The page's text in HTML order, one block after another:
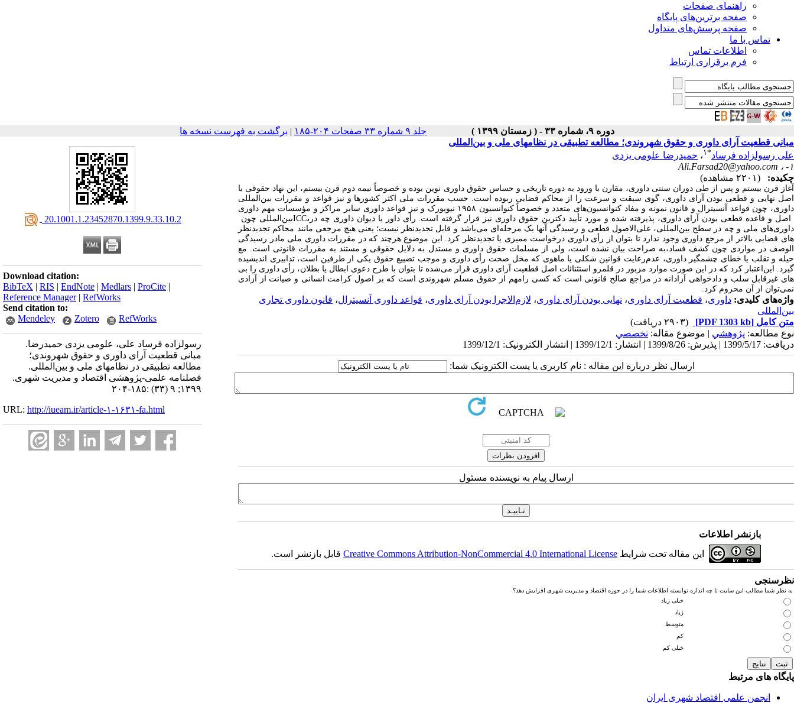
راهنمای صفحات
صفحه برترین‌های پایگاه
صفحه پرسش‌های متداول
تماس با ما
اطلاعات تماس
فرم برقراری ارتباط
دوره ۹، شماره ۳۳ - ( زمستان ۱۳۹۹ ) جلد ۹ شماره ۳۳ صفحات ۲۰۴-۱۸۵ | برگشت به فهرست نسخه ها
‎ 20.1001.1.23452870.1399.9.33.10.2
Download citation:
BibTeX | RIS | EndNote | Medlars | ProCite |
Reference Manager| RefWorks
Send citation to:
Mendeley
Zotero RefWorks
رسول‎زاده فرساد علی، علومی یزدی حمیدرضا.
مبانی قطعیت آرای داوری و حقوق شهروندی؛
مطالعه تطبیقی در نظام‎های ملی و بین‌المللی.
فصلنامه علمی-پژوهشی اقتصاد و مدیریت شهری.
۱۳۹۹; ۹ (۳۳) :۱۸۵-۲۰۴
URL: http://iueam.ir/article-۱-۱۶۳۱-fa.html
مبانی قطعیت آرای داوری و حقوق شهروندی؛ مطالعه تطبیقی در نظام‎های ملی و بین‌المللی
علی رسول‎زاده فرساد
*۱ ، حمیدرضا علومی یزدی
۱- ،
Ali.Farsad20@yahoo.com
چکیده:
(۲۲۰۱ مشاهده)
آغاز قرن بیستم و پس از طی دوران سنتی داوری، مقارن با ورود به دوره تاریخی و حساس حقوق داوری نوین بوده و خصوصاً نیمه دوم قرن بیستم، این نهاد حقوقی با
اصل نهایی و قطعی بودن آرای داوری، گوی سبقت و سرعت را از محاکم قضایی ربوده است. حسب مقررات ملی اکثر کشورها و نیز قواعد و مقررات بین‌المللی
داوری، چون قواعد آنسیترال و قانون نمونه و مفاد کنوانسیون
های متعدد و خصوصاً کنوانسیون ۱۹۵۸ نیویورک و نیز قواعد داوری سایر مراکز و مؤسسات مهم داوری
بین‌المللی چونICC، اصل و قاعده قطعی بودن آرای داوری، پذیرفته شده و مورد تأیید دکترین حقوق داوری نیز قرار گرفته است. رأی داور یا دیوان داوری چه در
داوری‌های ملی و چه در سطح بین‌المللی، علی‌الاصول قطعی و رسیدگی آنها یک مرحله‌ای می‌باشد و قابل تجدیدنظر نیست؛ یعنی هیچ مرجعی مانند محاکم تجدیدنظر
در رسیدگیهای قضایی بالاتر از مرجع داوری وجود ندارد تا بتوان از رأی داوری درخواست ممیزی یا تجدیدنظر کرد. این موضوع هرچند که در مقررات داوری ملی ما
به صراحت بیان نشده است، ولی از مسلمات حقوق داوری و مستدل به دلایل حقوقی و مستند به مقررات قانونی است. معالوصف در مواردی چون کشف فساد،
حیله و تقلب یا خطای چشمگیر داوری، عدم‌رعایت قوانین شکلی یا ماهوی که مخل صحت رأی داوری و موجب تضییع حقوق یکی از طرفین است، تدابیری اندیشیده
شده تا بتوان با طرح دعوی ابطال یا بطلان، رأی داوری را بیاعتبار کرد که در این صورت موارد مزبور در قلمرو استثنائات اصل قطعیت آرای داوری قرار می گیرد. این
مهم از حقوق مسلم شهروندی است که بر اصول کرامت انسانی و صیانت از آزادی های غیرقابل سلب و دادخواهی آزادانه در مراجع صالح قانونی است که کسی را
نمیتوان از آن محروم کرد.
واژه‌های کلیدی: داوری، قطعیت آرای داوری، نهایی بودن آرای داوری، لازم‌الاجرا بودن آرای داوری، قواعد داوری آنسیترال، قانون داوری تجاری
بین‌المللی
متن کامل [PDF 1303 kb]
(۲۹۰۳ دریافت)
نوع مطالعه: پژوهشي | موضوع مقاله: تخصصي
دریافت: 1399/5/17 | پذیرش: 1399/8/26 | انتشار: 1399/12/1 | انتشار الکترونیک: 1399/12/1
ارسال نظر درباره این مقاله : نام کاربری یا پست الکترونیک شما:
ارسال پیام به نویسنده مسئول
بازنشر اطلاعات
این مقاله تحت شرایط Creative Commons Attribution-NonCommercial 4.0 International Licenseقابل بازنشر است.
نظرسنجی
به نظر شما مطالب این سایت تا چه اندازه توانسته اطلاعات شما را در حوزه اقتصاد و مدیریت شهری افزایش دهد؟
خیلی زیاد
زیاد
متوسط
کم
خیلی کم
پایگاه های مرتبط
انجمن علمی اقتصاد شهری ایران